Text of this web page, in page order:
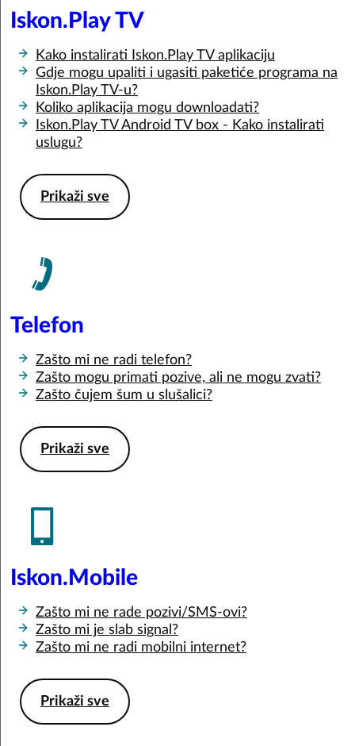
Iskon.Play TV
Kako instalirati Iskon.Play TV aplikaciju
Gdje mogu upaliti i ugasiti paketiće programa na
Iskon.Play TV-u?
Koliko aplikacija mogu downloadati?
Iskon.Play TV Android TV box - Kako instalirati
uslugu?
Prikaži sve
Telefon
Zašto mi ne radi telefon?
Zašto mogu primati pozive, ali ne mogu zvati?
Zašto čujem šum u slušalici?
Prikaži sve
Iskon.Mobile
Zašto mi ne rade pozivi/SMS-ovi?
Zašto mi je slab signal?
Zašto mi ne radi mobilni internet?
Prikaži sve